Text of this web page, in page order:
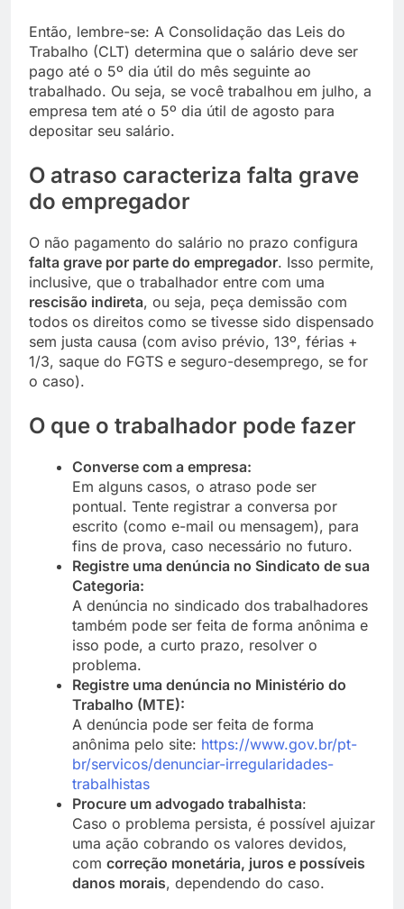
Então, lembre-se: A Consolidação das Leis do
Trabalho (CLT) determina que o salário deve ser
pago até o 5º dia útil do mês seguinte ao
trabalhado. Ou seja, se você trabalhou em julho, a
empresa tem até o 5º dia útil de agosto para
depositar seu salário.
O atraso caracteriza falta grave
do empregador
O não pagamento do salário no prazo configura
falta grave por parte do empregador. Isso permite,
inclusive, que o trabalhador entre com uma
rescisão indireta, ou seja, peça demissão com
todos os direitos como se tivesse sido dispensado
sem justa causa (com aviso prévio, 13º, férias +
1/3, saque do FGTS e seguro-desemprego, se for
o caso).
O que o trabalhador pode fazer
Converse com a empresa:
Em alguns casos, o atraso pode ser
pontual. Tente registrar a conversa por
escrito (como e-mail ou mensagem), para
fins de prova, caso necessário no futuro.
Registre uma denúncia no Sindicato de sua
Categoria:
A denúncia no sindicado dos trabalhadores
também pode ser feita de forma anônima e
isso pode, a curto prazo, resolver o
problema.
Registre uma denúncia no Ministério do
Trabalho (MTE):
A denúncia pode ser feita de forma
anônima pelo site: https://www.gov.br/pt-
br/servicos/denunciar-irregularidades-
trabalhistas
Procure um advogado trabalhista:
Caso o problema persista, é possível ajuizar
uma ação cobrando os valores devidos,
com correção monetária, juros e possíveis
danos morais, dependendo do caso.